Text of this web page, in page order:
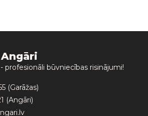
Angāri
profesionāli būvniecības risinājumi!
(Garāžas)
(Angāri)